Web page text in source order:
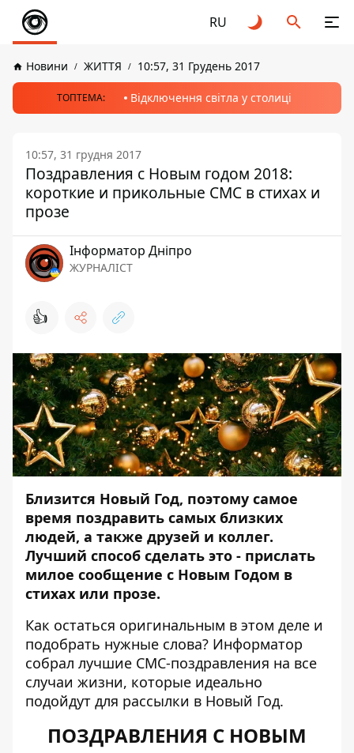
RU
Новини ЖИТТЯ 10:57, 31 Грудень 2017
ТОПТЕМА: Відключення світла у столиці
10:57, 31 грудня 2017
Поздравления с Новым годом 2018:
короткие и прикольные СМС в стихах и
прозе
Інформатор Дніпро
ЖУРНАЛІСТ
👍
Близится Новый Год, поэтому самое
время поздравить самых близких
людей, а также друзей и коллег.
Лучший способ сделать это - прислать
милое сообщение с Новым Годом в
стихах или прозе.
Как остаться оригинальным в этом деле и
подобрать нужные слова? Информатор
собрал лучшие СМС-поздравления на все
случаи жизни, которые идеально
подойдут для рассылки в Новый Год.
ПОЗДРАВЛЕНИЯ С НОВЫМ